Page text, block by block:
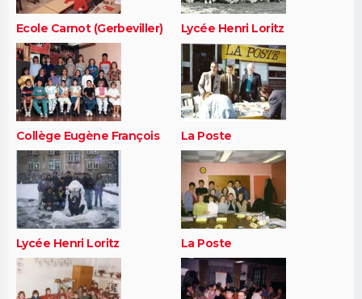
Ecole Carnot (Gerbeviller) Lycée Henri Loritz
Collège Eugène François La Poste
Lycée Henri Loritz La Poste